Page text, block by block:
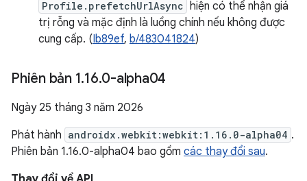
Profile.prefetchUrlAsync hiện có thể nhận giá
trị rỗng và mặc định là luồng chính nếu không được
cung cấp. (Ib89ef, b/483041824)
Phiên bản 1.16.0-alpha04
Ngày 25 tháng 3 năm 2026
Phát hành androidx.webkit:webkit:1.16.0-alpha04 .
Phiên bản 1.16.0-alpha04 bao gồm các thay đổi sau.